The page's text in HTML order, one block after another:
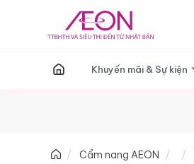
T Khuyến mãi & Sự kiện
Cẩm nang AEON